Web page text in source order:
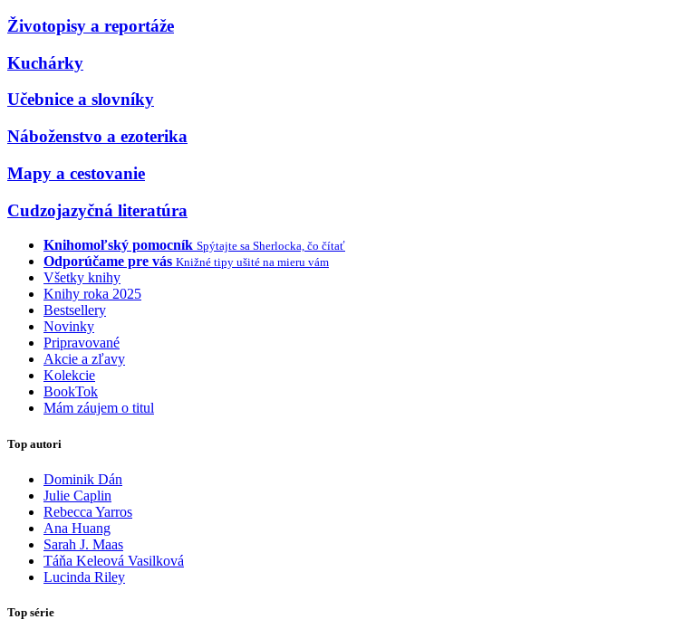
Životopisy a reportáže
Kuchárky
Učebnice a slovníky
Náboženstvo a ezoterika
Mapy a cestovanie
Cudzojazyčná literatúra
Knihomoľský pomocník Spýtajte sa Sherlocka, čo čítať
Odporúčame pre vás Knižné tipy ušité na mieru vám
Všetky knihy
Knihy roka 2025
Bestsellery
Novinky
Pripravované
Akcie a zľavy
Kolekcie
BookTok
Mám záujem o titul
Top autori
Dominik Dán
Julie Caplin
Rebecca Yarros
Ana Huang
Sarah J. Maas
Táňa Keleová Vasilková
Lucinda Riley
Top série